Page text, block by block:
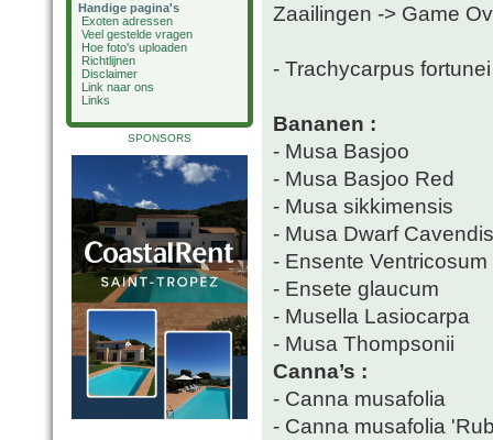
Handige pagina's
Exoten adressen
Veel gestelde vragen
Hoe foto's uploaden
Richtlijnen
Disclaimer
Link naar ons
Links
SPONSORS
Zaailingen -> Game
- Trachycarpus
Bananen :
- Musa Basjoo
- Musa Basjoo Red
- Musa sikkimensis
- Musa Dwarf
- Ensente Ventricosum
- Ensete glaucum
- Musella Lasiocarpa
- Musa Thompsonii
Canna’s :
- Canna musafolia
- Canna musafolia